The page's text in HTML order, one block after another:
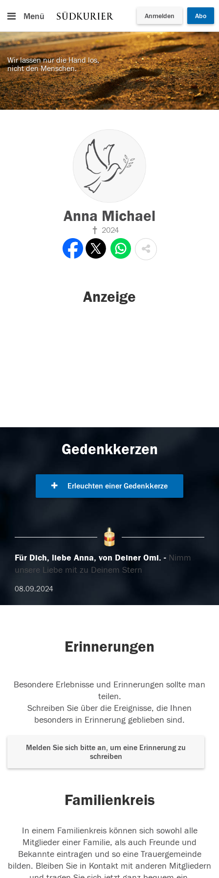
Menü Anmelden Abo
Wir lassen nur die Hand los,
nicht den Menschen.
Anna Michael
2024
Anzeige
Gedenkkerzen
Erleuchten einer Gedenkkerze
Für Dich, liebe Anna, von Deiner Omi.
Nimm
unsere Liebe mit zu Deinem Stern
08.09.2024
Erinnerungen
Besondere Erlebnisse und Erinnerungen sollte man
teilen.
Schreiben Sie über die Ereignisse, die Ihnen
besonders in Erinnerung geblieben sind.
Melden Sie sich bitte an, um eine Erinnerung zu
schreiben
Familienkreis
In einem Familienkreis können sich sowohl alle
Mitglieder einer Familie, als auch Freunde und
Bekannte eintragen und so eine Trauergemeinde
bilden. Bleiben Sie in Kontakt mit anderen Mitgliedern